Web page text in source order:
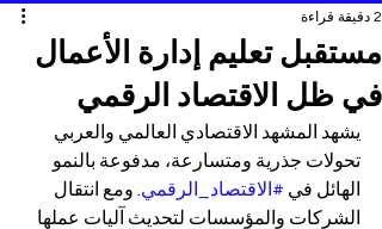
مستقبل تعليم إدارة الأعمال
في ظل الاقتصاد الرقمي
2 دقيقة قراءة
يشهد المشهد الاقتصادي العالمي والعربي
تحولات جذرية ومتسارعة، مدفوعة بالنمو
الهائل في #الاقتصاد_الرقمي . ومع انتقال
الشركات والمؤسسات لتحديث آليات عملها